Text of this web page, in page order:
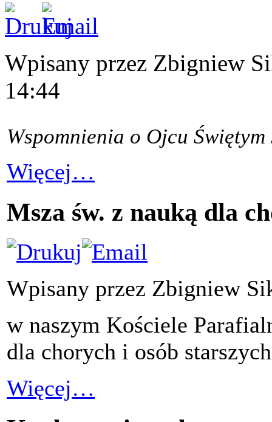
Wpisany przez Zbigniew
14:44
Wspomnienia o Ojcu
Więcej…
Msza św. z nauką dla
Wpisany przez Zbigniew
w naszym Kościele
dla chorych i osób
Więcej…